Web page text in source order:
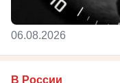
06.08.2026
В России